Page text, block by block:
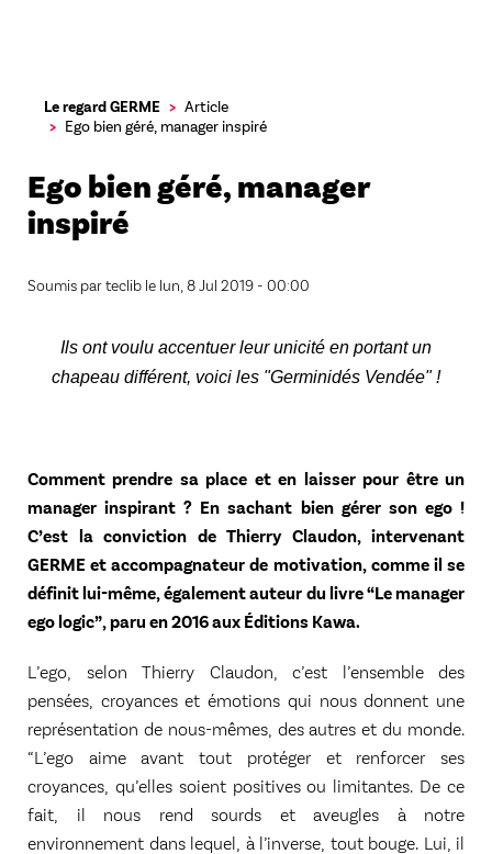
contenu
Le regard GERME
Article
Ego bien géré, manager inspiré
Ego bien géré, manager
inspiré
Soumis parteclib le lun, 8 Jul 2019 - 00:00
Ils ont voulu accentuer leur unicité en portant un
chapeau différent, voici les "Germinidés Vendée" !
Comment prendre sa place et en laisser pour être un
manager inspirant ? En sachant bien gérer son ego !
C’est la conviction de Thierry Claudon, intervenant
GERME et accompagnateur de motivation, comme il se
définit lui-même, également auteur du livre “Le manager
ego logic”, paru en 2016 aux Éditions Kawa.
L’ego, selon Thierry Claudon, c’est l’ensemble des
pensées, croyances et émotions qui nous donnent une
représentation de nous-mêmes, des autres et du monde.
“L’ego aime avant tout protéger et renforcer ses
croyances, qu’elles soient positives ou limitantes. De ce
fait, il nous rend sourds et aveugles à notre
environnement dans lequel, à l’inverse, tout bouge. Lui, il